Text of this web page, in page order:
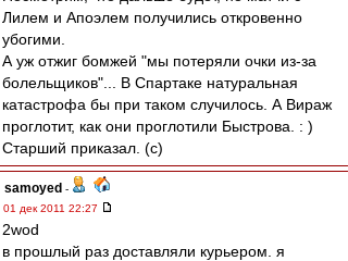
Лилем и Апоэлем получились откровенно
убогими.
А уж отжиг бомжей "мы потеряли очки из-за
болельщиков"... В Спартаке натуральная
катастрофа бы при таком случилось. А Вираж
проглотит, как они проглотили Быстрова. : )
Старший приказал. (c)
samoyed -
01 дек 2011 22:27
2wod
в прошлый раз доставляли курьером. я